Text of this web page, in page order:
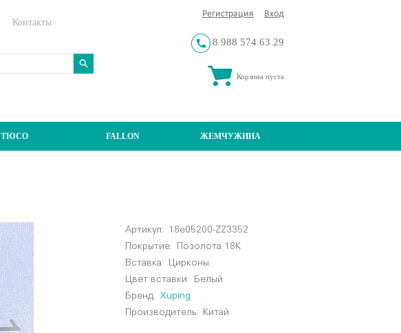
Регистрация Вход
8 988 574 63 29
Корзина пуста
Контакты
ТЮСО FALLON ЖЕМЧУЖИНА
Артикул:
18e05200-ZZ3352
Покрытие: Позолота 18К
Вставка: Цирконы
Цвет вставки:
Белый
Бренд:
Xuping
Производитель: Китай